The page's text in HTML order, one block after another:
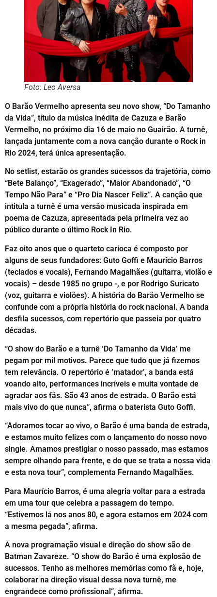
Foto: Leo Aversa
O Barão Vermelho apresenta seu novo show, “Do Tamanho
da Vida”, título da música inédita de Cazuza e Barão
Vermelho, no próximo dia 16 de maio no Guairão. A turnê,
lançada juntamente com a nova canção durante o Rock in
Rio 2024, terá única apresentação.
No setlist, estarão os grandes sucessos da trajetória, como
“Bete Balanço”, “Exagerado”, “Maior Abandonado”, “O
Tempo Não Para” e “Pro Dia Nascer Feliz”. A canção que
intitula a turnê é uma versão musicada inspirada em
poema de Cazuza, apresentada pela primeira vez ao
público durante o último Rock In Rio.
Faz oito anos que o quarteto carioca é composto por
alguns de seus fundadores: Guto Goffi e Maurício Barros
(teclados e vocais), Fernando Magalhães (guitarra, violão e
vocais) – desde 1985 no grupo -, e por Rodrigo Suricato
(voz, guitarra e violões). A história do Barão Vermelho se
confunde com a própria história do rock nacional. A banda
desfila sucessos, com repertório que passeia por quatro
décadas.
“O show do Barão e a turnê ‘Do Tamanho da Vida’ me
pegam por mil motivos. Parece que tudo que já fizemos
tem relevância. O repertório é ‘matador’, a banda está
voando alto, performances incríveis e muita vontade de
agradar aos fãs. São 43 anos de estrada. O Barão está
mais vivo do que nunca”, afirma o baterista Guto Goffi.
“Adoramos tocar ao vivo, o Barão é uma banda de estrada,
e estamos muito felizes com o lançamento do nosso novo
single. Amamos prestigiar o nosso passado, mas estamos
sempre olhando para frente, e do que se trata a nossa vida
e esta nova tour”, complementa Fernando Magalhães.
Para Maurício Barros, é uma alegria voltar para a estrada
em uma tour que celebra a passagem do tempo.
“Estivemos lá nos anos 80, e agora estamos em 2024 com
a mesma pegada”, afirma.
A nova programação visual e direção do show são de
Batman Zavareze. “O show do Barão é uma explosão de
sucessos. Tenho as melhores memórias como fã e, hoje,
colaborar na direção visual dessa nova turnê, me
engrandece como profissional”, afirma.